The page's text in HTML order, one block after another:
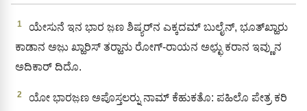
1
ಯೇಸುನೆ ಇನ ಭಾರ ಜ಼ಣ ಶಿಷ್ಯರ್‌ನ ಎಕ್ಕದಮ್‌ ಬುಲೈನ್, ಭೂತ್‌ಖ್ಹಾರು
ಕಾಡಾನ ಅಜು಼ ಖ್ಹಾರಿಸ್ ತರ‍್ಹಾನು ರೋಗ್‌-ರಾಯನ ಅಛ್ಛು಼ ಕರಾನ ಇವ್ಣುನ
ಅದಿಕಾರ್ ದಿದೊ.
2
ಯೋ ಭಾರಜ಼ಣ ಅಪೊಸ್ತಲರ‍್ನು ನಾಮ್ ಕೆಹುಕತೊ: ಪಹಿಲೊ ಪೇತ್ರ ಕರಿ